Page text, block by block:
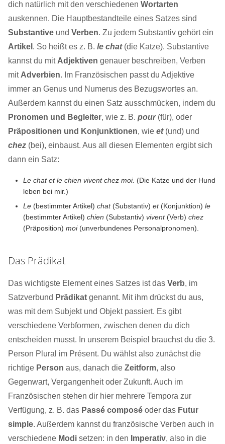
dich natürlich mit den verschiedenen Wortarten
auskennen. Die Hauptbestandteile eines Satzes sind
Substantive und Verben. Zu jedem Substantiv gehört ein
Artikel . So heißt es z. B. le chat(die Katze). Substantive
kannst du mit Adjektiven genauer beschreiben, Verben
mit Adverbien. Im Französischen passt du Adjektive
immer an Genus und Numerus des Bezugswortes an.
Außerdem kannst du einen Satz ausschmücken, indem du
Pronomen und Begleiter, wie z. B. pour(für), oder
Präpositionen und Konjunktionen, wie et(und) und
chez (bei), einbaust. Aus all diesen Elementen ergibt sich
dann ein Satz:
Le chat et le chien vivent chez moi. (Die Katze und der Hund
leben bei mir.)
Le (bestimmter Artikel) chat(Substantiv) et(Konjunktion) le
(bestimmter Artikel) chien (Substantiv) vivent(Verb) chez
(Präposition) moi(unverbundenes Personalpronomen).
Das Prädikat
Das wichtigste Element eines Satzes ist das Verb, im
Satzverbund Prädikat genannt. Mit ihm drückst du aus,
was mit dem Subjekt und Objekt passiert. Es gibt
verschiedene Verbformen, zwischen denen du dich
entscheiden musst. In unserem Beispiel brauchst du die 3.
Person Plural im Présent. Du wählst also zunächst die
richtige Person aus, danach die Zeitform, also
Gegenwart, Vergangenheit oder Zukunft. Auch im
Französischen stehen dir hier mehrere Tempora zur
Verfügung, z. B. das Passé composé oder das Futur
simple. Außerdem kannst du französische Verben auch in
verschiedene Modi setzen: in den Imperativ, also in die